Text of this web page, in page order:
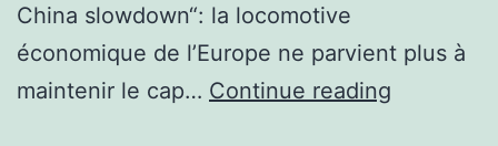
China slowdown“: la locomotive
économique de l’Europe ne parvient plus à
maintenir le cap… Continue reading